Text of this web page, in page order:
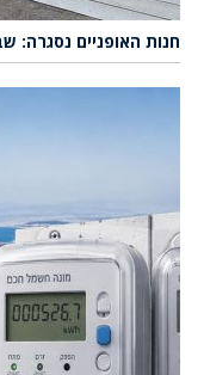
חנות האופניים נסגרה: